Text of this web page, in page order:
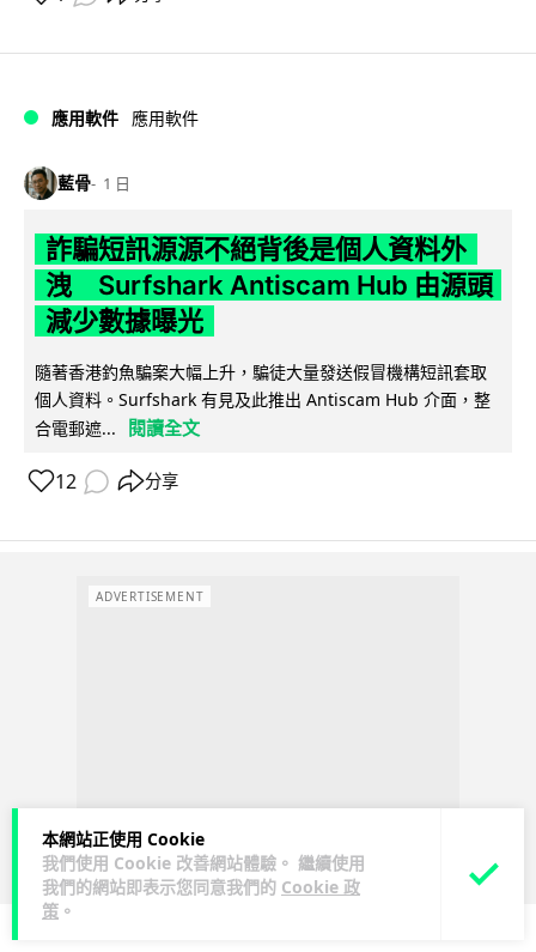
本網站正使用 Cookie
我們使用 Cookie 改善網站體驗。 繼續使用
我們的網站即表示您同意我們的 Cookie 政
策 。
應用軟件 應用軟件
藍骨 1 日
詐騙短訊源源不絕背後是個人資料外
洩 Surfshark Antiscam Hub 由源頭
減少數據曝光
隨著香港釣魚騙案大幅上升，騙徒大量發送假冒機構短訊套取
個人資料。Surfshark 有見及此推出 Antiscam Hub 介面，整
合電郵遮...
閱讀全文
12 分享
ADVERTISEMENT